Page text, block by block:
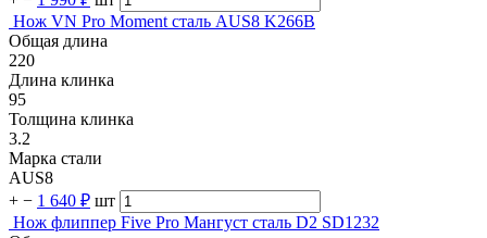
Нож VN Pro Moment сталь AUS8 K266B
Общая длина
220
Длина клинка
95
Толщина клинка
3.2
Марка стали
AUS8
+ − 1 640 ₽ шт
Нож флиппер Five Pro Мангуст сталь D2 SD1232